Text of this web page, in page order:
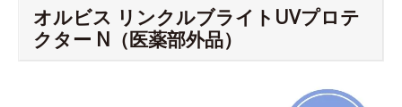
オルビス リンクルブライトUVプロテ
クター N（医薬部外品）